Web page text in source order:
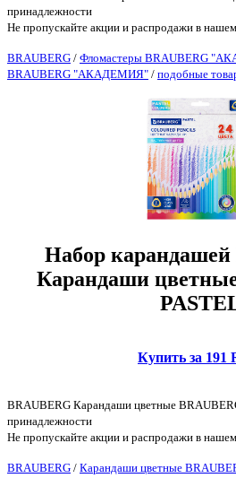
принадлежности
Не пропускайте акции и распродажи в
BRAUBERG / Фломастеры BRAUBERG
BRAUBERG "АКАДЕМИЯ" / подобные
Набор
Карандаши
Купить за 191
BRAUBERG Карандаши цветные
принадлежности
Не пропускайте акции и распродажи в
BRAUBERG / Карандаши цветные